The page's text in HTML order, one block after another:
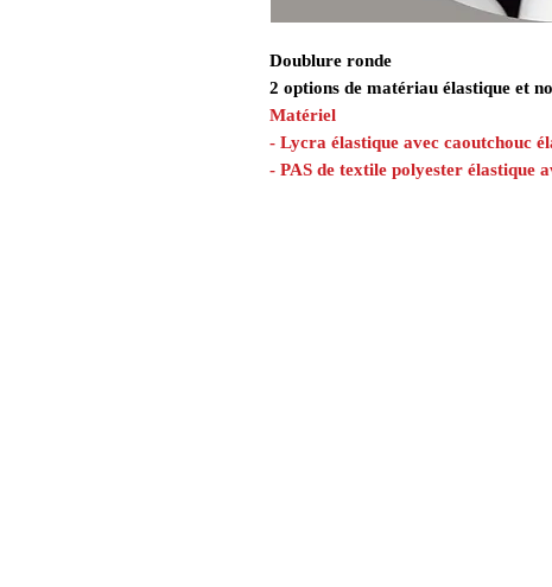
Doublure ronde
2 options de matériau élastique et
Matériel
- Lycra élastique avec caoutchouc
- PAS de textile polyester élastique